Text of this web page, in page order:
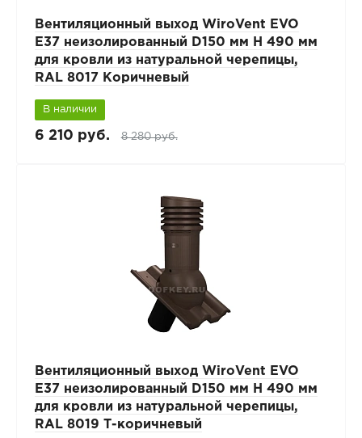
Вентиляционный выход WiroVent EVO
E37 неизолированный D150 мм Н 490 мм
для кровли из натуральной черепицы,
RAL 8017 Коричневый
В наличии
6 210 руб. 8 280 руб.
Вентиляционный выход WiroVent EVO
E37 неизолированный D150 мм Н 490 мм
для кровли из натуральной черепицы,
RAL 8019 Т-коричневый